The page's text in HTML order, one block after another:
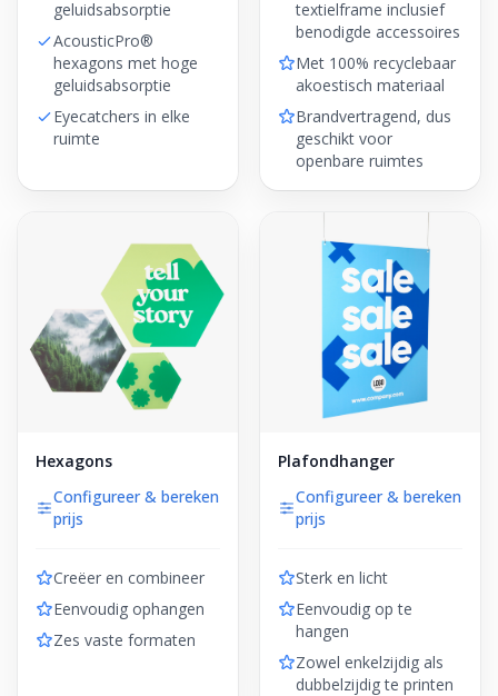
geluidsabsorptie
AcousticPro®
hexagons met hoge
geluidsabsorptie
Eyecatchers in elke
ruimte
textielframe inclusief
benodigde accessoires
Met 100% recyclebaar
akoestisch materiaal
Brandvertragend, dus
geschikt voor
openbare ruimtes
Hexagons
Configureer & bereken
prijs
Creëer en combineer
Eenvoudig ophangen
Zes vaste formaten
Plafondhanger
Configureer & bereken
prijs
Sterk en licht
Eenvoudig op te
hangen
Zowel enkelzijdig als
dubbelzijdig te printen